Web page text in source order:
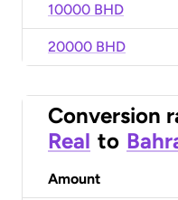
10000 BHD
20000 BHD
Conversion
Real to
Amount